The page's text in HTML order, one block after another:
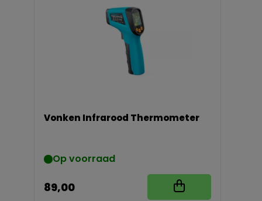
Vonken Infrarood Thermometer
Op voorraad
89,00